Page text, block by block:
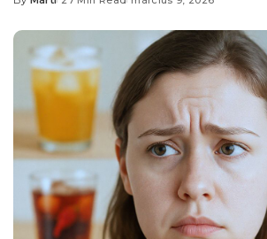
Posted